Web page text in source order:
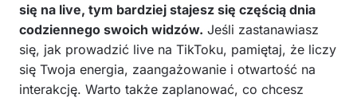
się na live, tym bardziej stajesz się częścią dnia
codziennego swoich widzów. Jeśli zastanawiasz
się, jak prowadzić live na TikToku, pamiętaj, że liczy
się Twoja energia, zaangażowanie i otwartość na
interakcję. Warto także zaplanować, co chcesz